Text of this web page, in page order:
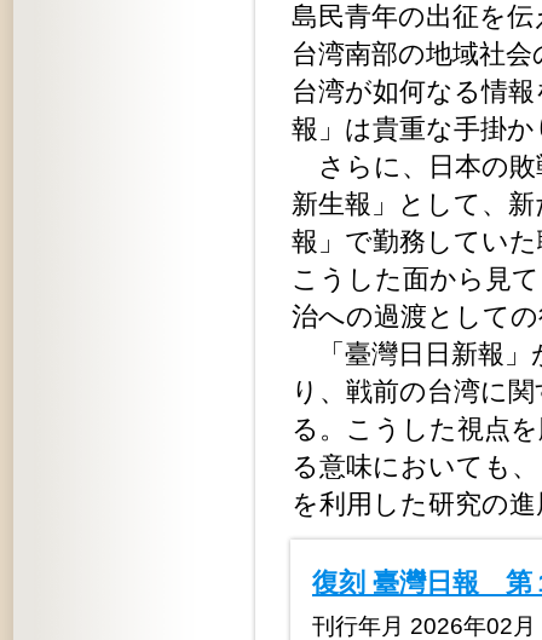
島民青年の出征を
台湾南部の地域社
台湾が如何なる情
報」は貴重な手掛
さらに、日本の敗
新生報」として、
報」で勤務してい
こうした面から見
治への過渡として
「臺灣日日新報」
り、戦前の台湾に
る。こうした視点
る意味においても
を利用した研究の
復刻 臺灣日報 第
刊行年月 2026年02